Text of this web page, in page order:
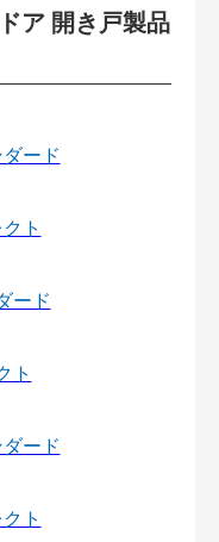
ア 開き戸製品
ード
ト
ード
ト
ード
ト